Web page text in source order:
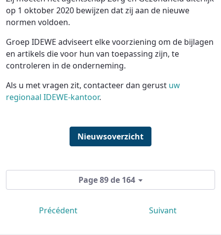
op 1 oktober 2020 bewijzen dat zij aan de nieuwe
normen voldoen.
Groep IDEWE adviseert elke voorziening om de bijlagen
en artikels die voor hun van toepassing zijn, te
controleren in de onderneming.
Als u met vragen zit, contacteer dan gerust uw
regionaal IDEWE-kantoor.
Nieuwsoverzicht
Page 89 de 164
Précédent Suivant